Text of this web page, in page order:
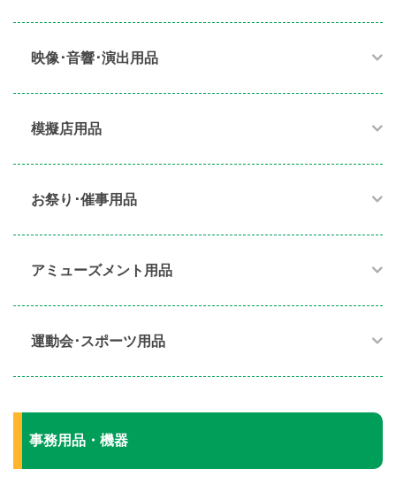
映像･音響･演出用品​
模擬店用品​
お祭り･催事用品​
アミューズメント用品​
運動会･スポーツ用品​
事務用品・機器